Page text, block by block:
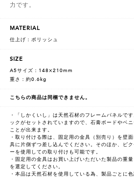
力です。
MATERIAL
仕上げ：ポリッシュ
SIZE
A5サイズ：148×210mm
重さ：約0.6kg
こちらの商品は同梱できません。
・「しかくいし」は天然石材のフレームパネルで
ックがセットされていますので、石膏ボードやベ
ことが出来ます。
・取り付ける際は、固定用の金具（別売り）を壁
具に片側ずつ差し込んでください。そのほか、ピ
ーを使用しての取り付けも可能です。
・固定用の金具はお買い上げいただいた製品の重
を選定してください。
・本品は天然石材を使用している為、製品ごとに